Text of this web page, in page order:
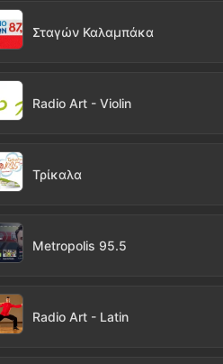
Σταγών Καλαμπάκα
Radio Art - Violin
Τρίκαλα
Metropolis 95.5
Radio Art - Latin